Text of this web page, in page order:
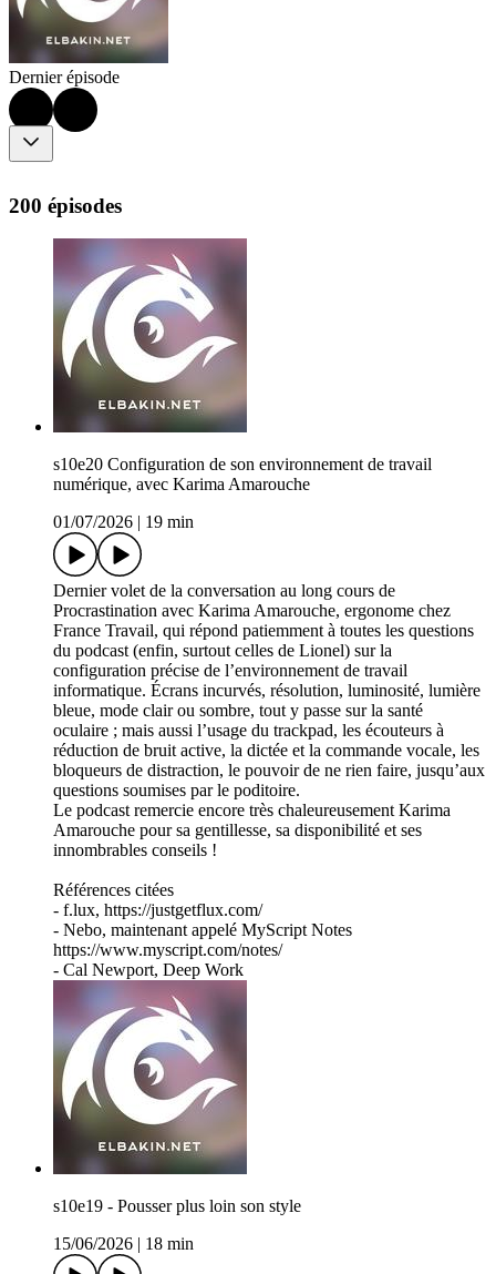
Dernier épisode
200 épisodes
s10e20 Configuration de son environnement de travail
numérique, avec Karima Amarouche
01/07/2026
19 min
Dernier volet de la conversation au long cours de
Procrastination avec Karima Amarouche, ergonome chez
France Travail, qui répond patiemment à toutes les questions
du podcast (enfin, surtout celles de Lionel) sur la
configuration précise de l’environnement de travail
informatique. Écrans incurvés, résolution, luminosité, lumière
bleue, mode clair ou sombre, tout y passe sur la santé
oculaire ; mais aussi l’usage du trackpad, les écouteurs à
réduction de bruit active, la dictée et la commande vocale, les
bloqueurs de distraction, le pouvoir de ne rien faire, jusqu’aux
questions soumises par le poditoire.
Le podcast remercie encore très chaleureusement Karima
Amarouche pour sa gentillesse, sa disponibilité et ses
innombrables conseils !
Références citées
- f.lux, https://justgetflux.com/
- Nebo, maintenant appelé MyScript Notes
https://www.myscript.com/notes/
- Cal Newport, Deep Work
s10e19 - Pousser plus loin son style
15/06/2026
18 min